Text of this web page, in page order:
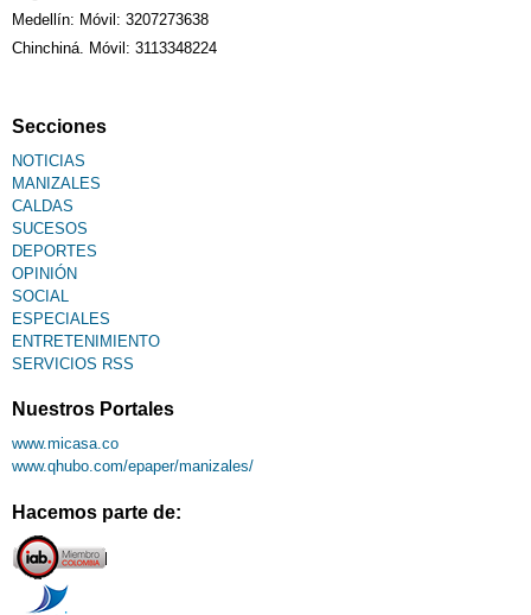
Medellín: Móvil: 3207273638
Chinchiná. Móvil: 3113348224
Secciones
NOTICIAS
MANIZALES
CALDAS
SUCESOS
DEPORTES
OPINIÓN
SOCIAL
ESPECIALES
ENTRETENIMIENTO
SERVICIOS RSS
Nuestros Portales
www.micasa.co
www.qhubo.com/epaper/manizales/
Hacemos parte de: